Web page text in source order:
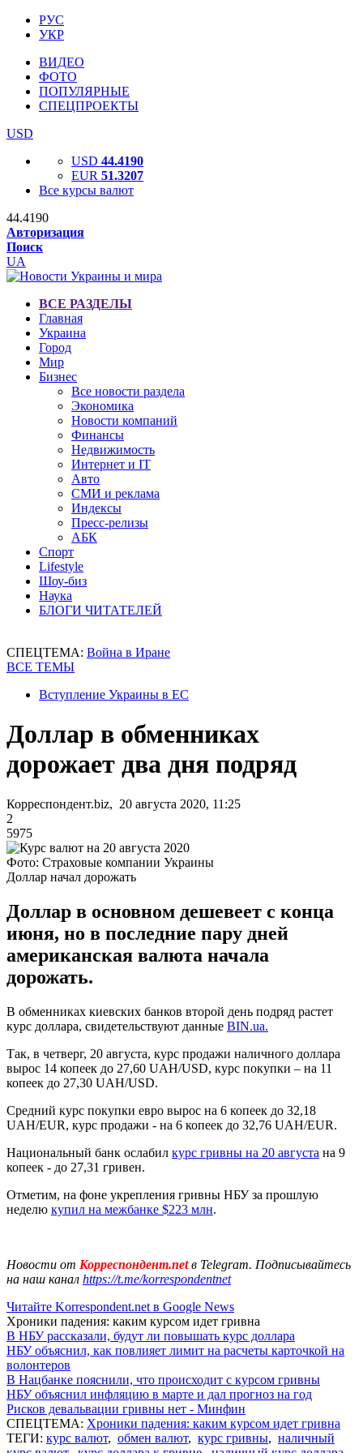
РУС
УКР
ВИДЕО
ФОТО
ПОПУЛЯРНЫЕ
СПЕЦПРОЕКТЫ
USD
USD 44.4190
EUR 51.3207
Все курсы валют
44.4190
Авторизация
Поиск
UA
ВСЕ РАЗДЕЛЫ
Главная
Украина
Город
Мир
Бизнес
Все новости раздела
Экономика
Новости компаний
Финансы
Недвижимость
Интернет и IT
Авто
СМИ и реклама
Индексы
Пресс-релизы
АБК
Спорт
Lifestyle
Шоу-биз
Наука
БЛОГИ ЧИТАТЕЛЕЙ
СПЕЦТЕМА: Война в Иране
ВСЕ ТЕМЫ
Вступление Украины в ЕС
Доллар в обменниках
дорожает два дня подряд
Корреспондент.biz, 20 августа 2020, 11:25
2
5975
Фото: Страховые компании Украины
Доллар начал дорожать
Доллар в основном дешевеет с конца
июня, но в последние пару дней
американская валюта начала
дорожать.
В обменниках киевских банков второй день подряд растет
курс доллара, свидетельствуют данные BIN.ua.
Так, в четверг, 20 августа, курс продажи наличного доллара
вырос 14 копеек до 27,60 UAH/USD, курс покупки – на 11
копеек до 27,30 UAH/USD.
Средний курс покупки евро вырос на 6 копеек до 32,18
UAH/EUR, курс продажи - на 6 копеек до 32,76 UAH/EUR.
Национальный банк ослабил курс гривны на 20 августа на 9
копеек - до 27,31 гривен.
Отметим, на фоне укрепления гривны НБУ за прошлую
неделю купил на межбанке $223 млн.
Новости от Корреспондент.netв Telegram. Подписывайтесь
на наш канал https://t.me/korrespondentnet
Читайте Korrespondent.net в Google News
Хроники падения: каким курсом идет гривна
В НБУ рассказали, будут ли повышать курс доллара
НБУ объяснил, как повлияет лимит на расчеты карточкой на
волонтеров
В Нацбанке пояснили, что происходит с курсом гривны
НБУ объяснил инфляцию в марте и дал прогноз на год
Рисков девальвации гривны нет - Минфин
СПЕЦТЕМА: Хроники падения: каким курсом идет гривна
ТЕГИ: курс валют, обмен валют, курс гривны, наличный